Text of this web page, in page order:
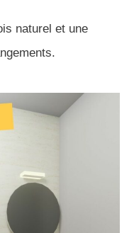
naturel et une